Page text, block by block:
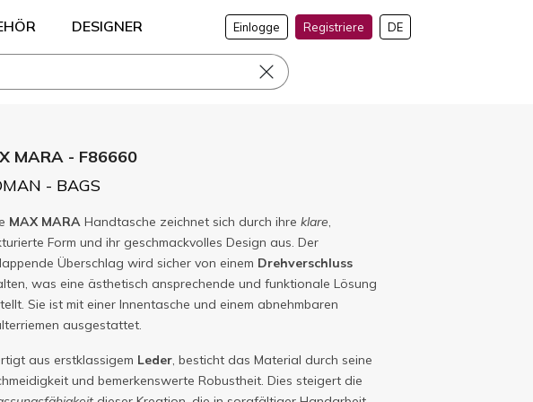
DESIGNER Einlogge Registriere DE
MARA - F86660
- BAGS
MAX MARA Handtasche zeichnet sich durch ihre klare,
Form und ihr geschmackvolles Design aus. Der
Überschlag wird sicher von einem Drehverschluss
was eine ästhetisch ansprechende und funktionale Lösung
Sie ist mit einer Innentasche und einem abnehmbaren
ausgestattet.
aus erstklassigem Leder, besticht das Material durch seine
und bemerkenswerte Robustheit. Dies steigert die